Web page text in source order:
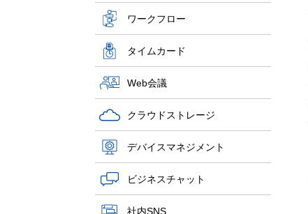
ワークフロー
タイムカード
Web会議
クラウドストレージ
デバイスマネジメント
ビジネスチャット
社内SNS